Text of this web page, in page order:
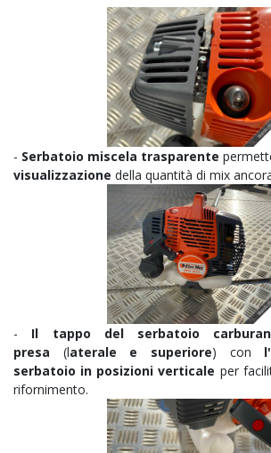
- Serbatoio miscela trasparente
visualizzazione della quantità di mix
- Il tappo del serbatoio
presa (laterale e superiore) con
serbatoio in posizioni verticale per
rifornimento.